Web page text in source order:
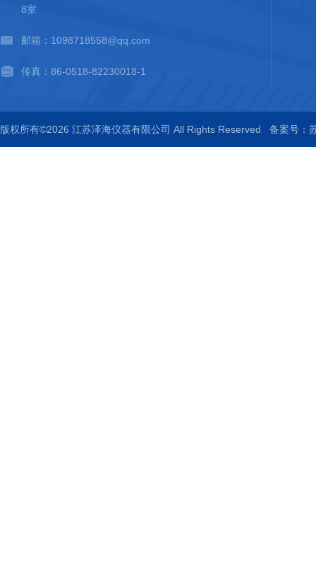
8室
邮箱：1098718558@qq.com
传真：86-0518-82230018-1
版权所有©2026 江苏泽海仪器有限公司 All Rights Reserved 备案号：